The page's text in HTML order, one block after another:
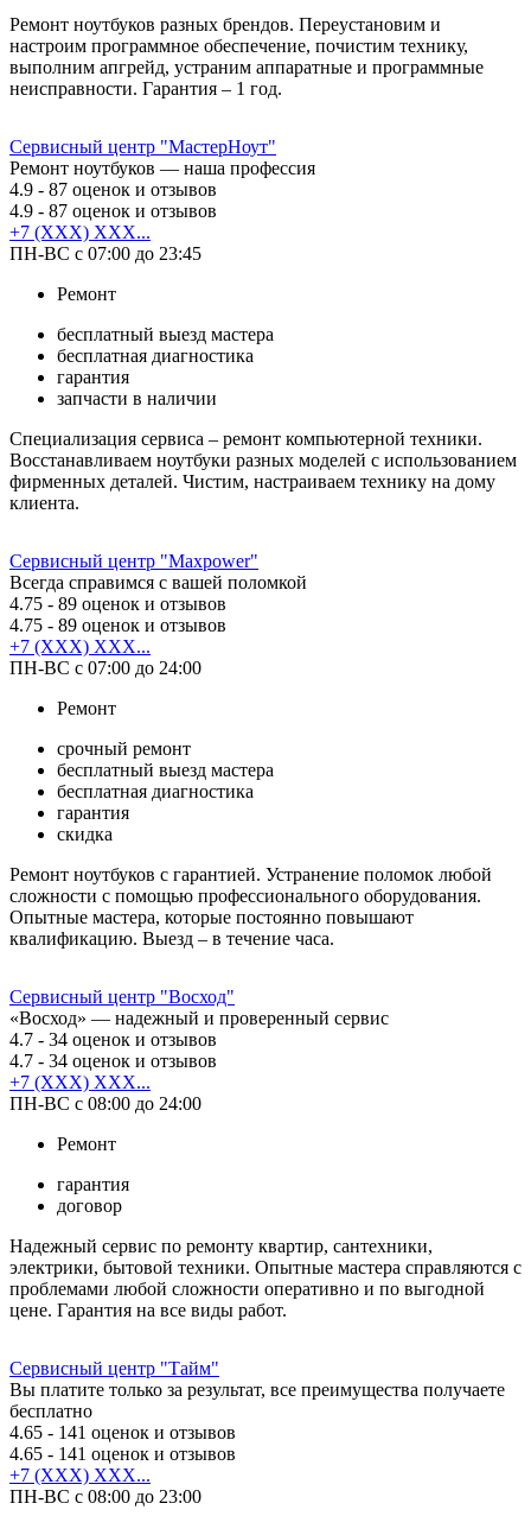
Ремонт ноутбуков разных брендов. Переустановим и
настроим программное обеспечение, почистим технику,
выполним апгрейд, устраним аппаратные и программные
неисправности. Гарантия – 1 год.
Сервисный центр "МастерНоут"
Ремонт ноутбуков — наша профессия
4.9 - 87 оценок и отзывов
4.9 - 87 оценок и отзывов
+7 (XXX) XXX...
ПН-ВС с 07:00 до 23:45
Ремонт
бесплатный выезд мастера
бесплатная диагностика
гарантия
запчасти в наличии
Специализация сервиса – ремонт компьютерной техники.
Восстанавливаем ноутбуки разных моделей с использованием
фирменных деталей. Чистим, настраиваем технику на дому
клиента.
Сервисный центр "Maxpower"
Всегда справимся с вашей поломкой
4.75 - 89 оценок и отзывов
4.75 - 89 оценок и отзывов
+7 (XXX) XXX...
ПН-ВС с 07:00 до 24:00
Ремонт
срочный ремонт
бесплатный выезд мастера
бесплатная диагностика
гарантия
скидка
Ремонт ноутбуков с гарантией. Устранение поломок любой
сложности с помощью профессионального оборудования.
Опытные мастера, которые постоянно повышают
квалификацию. Выезд – в течение часа.
Сервисный центр "Восход"
«Восход» — надежный и проверенный сервис
4.7 - 34 оценок и отзывов
4.7 - 34 оценок и отзывов
+7 (XXX) XXX...
ПН-ВС с 08:00 до 24:00
Ремонт
гарантия
договор
Надежный сервис по ремонту квартир, сантехники,
электрики, бытовой техники. Опытные мастера справляются с
проблемами любой сложности оперативно и по выгодной
цене. Гарантия на все виды работ.
Сервисный центр "Тайм"
Вы платите только за результат, все преимущества получаете
бесплатно
4.65 - 141 оценок и отзывов
4.65 - 141 оценок и отзывов
+7 (XXX) XXX...
ПН-ВС с 08:00 до 23:00